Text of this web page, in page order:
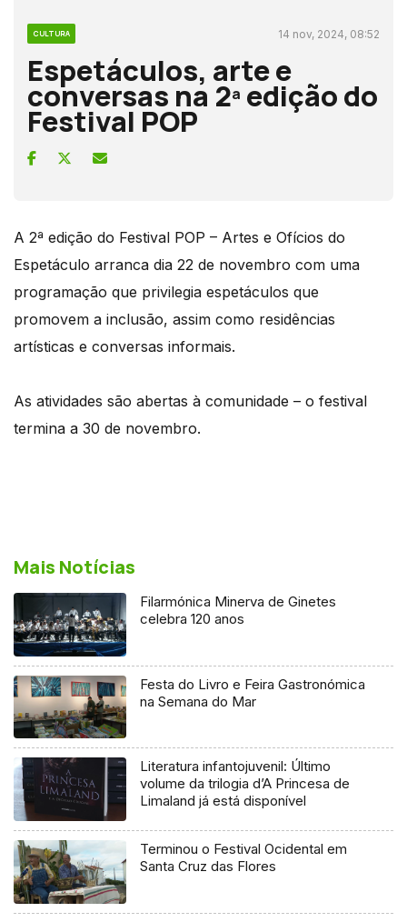
CULTURA 14 nov, 2024, 08:52
Espetáculos, arte e
conversas na 2ª edição do
Festival POP
A 2ª edição do Festival POP – Artes e Ofícios do
Espetáculo arranca dia 22 de novembro com uma
programação que privilegia espetáculos que
promovem a inclusão, assim como residências
artísticas e conversas informais.
As atividades são abertas à comunidade – o festival
termina a 30 de novembro.
Mais Notícias
Filarmónica Minerva de Ginetes
celebra 120 anos
Festa do Livro e Feira Gastronómica
na Semana do Mar
Literatura infantojuvenil: Último
volume da trilogia d’A Princesa de
Limaland já está disponível
Terminou o Festival Ocidental em
Santa Cruz das Flores